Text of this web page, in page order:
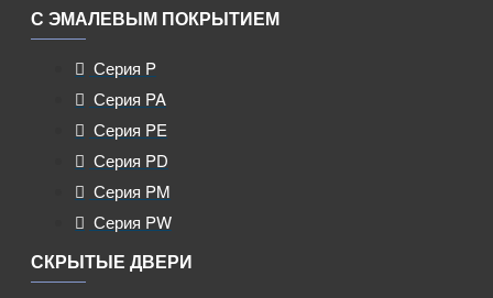
С ЭМАЛЕВЫМ ПОКРЫТИЕМ
Серия P
Серия PA
Серия PE
Серия PD
Серия PM
Серия PW
СКРЫТЫЕ ДВЕРИ